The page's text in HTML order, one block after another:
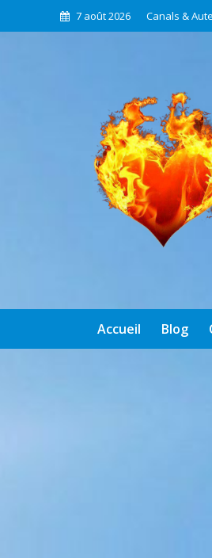
7 août 2026 Canals &
Accueil Blog